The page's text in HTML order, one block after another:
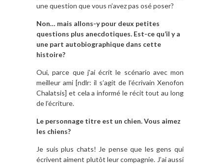
une question que vous n’avez pas osé poser?
Non… mais allons-y pour deux petites
questions plus anecdotiques. Est-ce qu’il y a
une part autobiographique dans cette
histoire?
Oui, parce que j’ai écrit le scénario avec mon
meilleur ami [ndlr: il s’agit de l’écrivain Xenofon
Chalatsis] et cela a informé le récit tout au long
de l’écriture.
Le personnage titre est un chien. Vous aimez
les chiens?
Je suis plus chats! Je pense que les gens qui
écrivent aiment plutôt leur compagnie. J’ai aussi